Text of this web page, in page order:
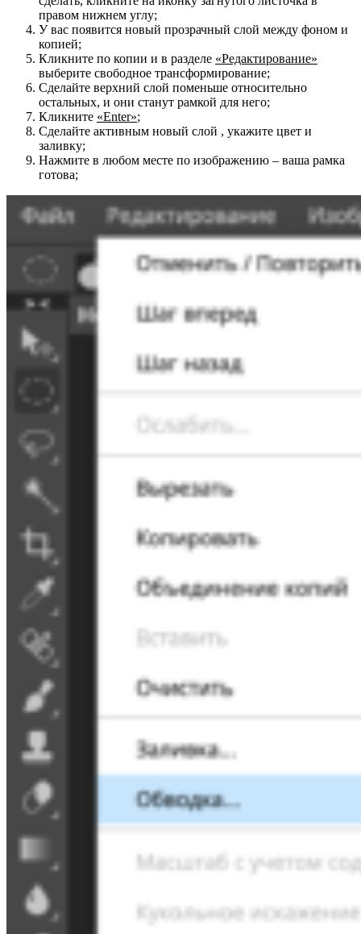
правом нижнем углу;
У вас появится новый прозрачный слой между фоном и
копией;
Кликните по копии и в разделе «Редактирование»
выберите свободное трансформирование;
Сделайте верхний слой поменьше относительно
остальных, и они станут рамкой для него;
Кликните «Enter»;
Сделайте активным новый слой , укажите цвет и
заливку;
Нажмите в любом месте по изображению – ваша рамка
готова;